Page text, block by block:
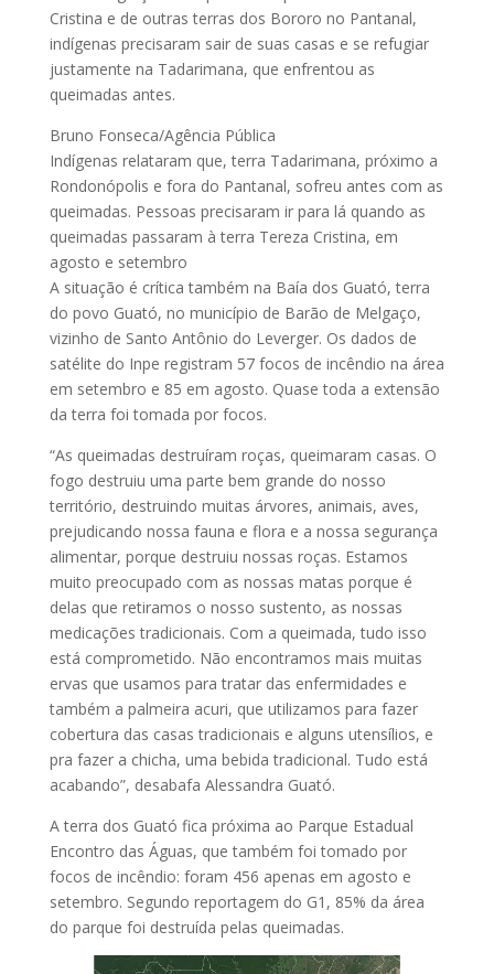
Cristina e de outras terras dos Bororo no Pantanal,
indígenas precisaram sair de suas casas e se refugiar
justamente na Tadarimana, que enfrentou as
queimadas antes.
Bruno Fonseca/Agência Pública
Indígenas relataram que, terra Tadarimana, próximo a
Rondonópolis e fora do Pantanal, sofreu antes com as
queimadas. Pessoas precisaram ir para lá quando as
queimadas passaram à terra Tereza Cristina, em
agosto e setembro
A situação é crítica também na Baía dos Guató, terra
do povo Guató, no município de Barão de Melgaço,
vizinho de Santo Antônio do Leverger. Os dados de
satélite do Inpe registram 57 focos de incêndio na área
em setembro e 85 em agosto. Quase toda a extensão
da terra foi tomada por focos.
“As queimadas destruíram roças, queimaram casas. O
fogo destruiu uma parte bem grande do nosso
território, destruindo muitas árvores, animais, aves,
prejudicando nossa fauna e flora e a nossa segurança
alimentar, porque destruiu nossas roças. Estamos
muito preocupado com as nossas matas porque é
delas que retiramos o nosso sustento, as nossas
medicações tradicionais. Com a queimada, tudo isso
está comprometido. Não encontramos mais muitas
ervas que usamos para tratar das enfermidades e
também a palmeira acuri, que utilizamos para fazer
cobertura das casas tradicionais e alguns utensílios, e
pra fazer a chicha, uma bebida tradicional. Tudo está
acabando”, desabafa Alessandra Guató.
A terra dos Guató fica próxima ao Parque Estadual
Encontro das Águas, que também foi tomado por
focos de incêndio: foram 456 apenas em agosto e
setembro. Segundo reportagem do G1, 85% da área
do parque foi destruída pelas queimadas.